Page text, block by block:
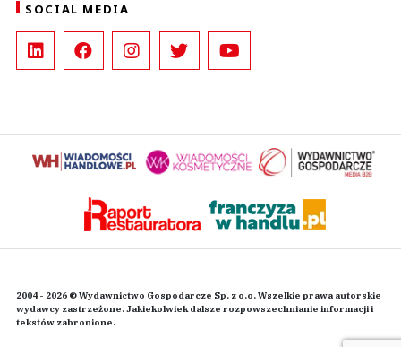
SOCIAL MEDIA
2004 - 2026 © Wydawnictwo Gospodarcze Sp. z o.o. Wszelkie prawa autorskie
wydawcy zastrzeżone. Jakiekolwiek dalsze rozpowszechnianie informacji i
tekstów zabronione.